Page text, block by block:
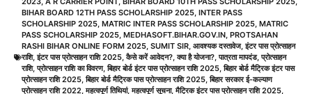
BIHAR BOARD 12TH PASS SCHOLARSHIP 2025, INTER PASS
SCHOLARSHIP 2025, MATRIC INTER PASS SCHOLARSHIP 2025, MATRIC
PASS SCHOLARSHIP 2025, MEDHASOFT.BIHAR.GOV.IN, PROTSAHAN
RASHI BIHAR ONLINE FORM 2025, SUMIT SIR, आवश्यक दस्तावेज,इंटर पास प्रोत्साहन
राशि,इंटर पास प्रोत्साहन राशि 2025,कैसे करें आवेदन?,क्या है योजना?,पात्रता मापदंड,प्रोत्साहन
राशि,प्रोत्साहन राशि का विवरण,बिहार बोर्ड इंटर पास प्रोत्साहन राशि 2025,बिहार बोर्ड मैट्रिक इंटर पास
प्रोत्साहन राशि 2025,बिहार बोर्ड मैट्रिक पास प्रोत्साहन राशि 2025,बिहार सरकार ई-कल्याण
प्रोत्साहन राशि 2022,महत्वपूर्ण तिथियां,महत्वपूर्ण सूचना,मैट्रिक इंटर पास प्रोत्साहन राशि 2025,